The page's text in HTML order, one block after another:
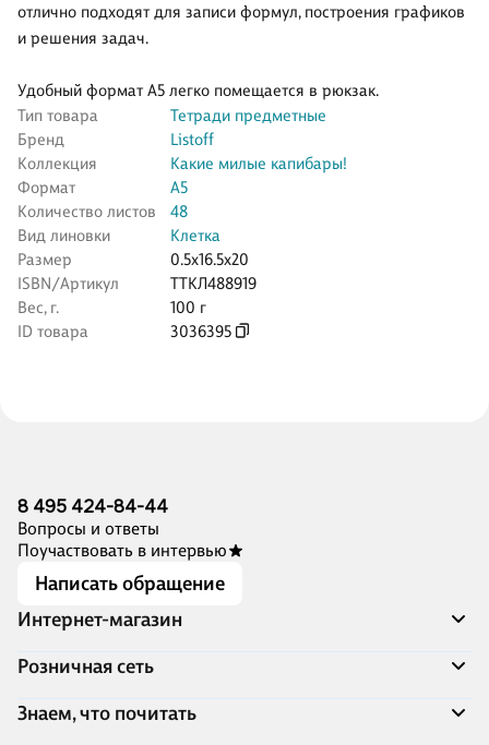
отлично подходят для записи формул, построения графиков
и решения задач.
Удобный формат А5 легко помещается в рюкзак.
Тип товара
Тетради предметные
Бренд
Listoff
Коллекция
Какие милые капибары!
Формат
А5
Количество листов
48
Вид линовки
Клетка
Размер
0.5x16.5x20
ISBN/Артикул
ТТКЛ488919
Вес, г.
100 г
ID товара
3036395
8 495 424-84-44
Вопросы и ответы
Поучаствовать в интервью
Написать обращение
Интернет-магазин
Акции
Доставка и оплата
Программа лояльности
Розничная сеть
Адреса магазинов
Книжный Дозор
Знаем, что почитать